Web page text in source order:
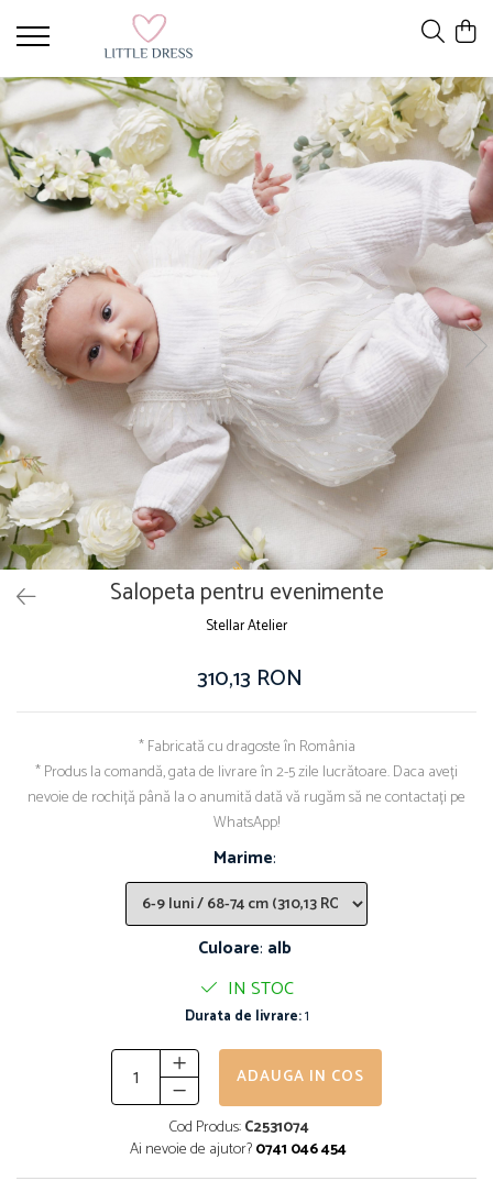
Salopeta pentru evenimente
Stellar Atelier
310,13 RON
* Fabricată cu dragoste în România
* Produs la comandă, gata de livrare în 2-5 zile lucrătoare. Daca aveți
nevoie de rochiță până la o anumită dată vă rugăm să ne contactați pe
WhatsApp!
Marime:
Culoare: alb
IN STOC
Durata de livrare:1
ADAUGA IN COS
Cod Produs:C2531074
Ai nevoie de ajutor?0741 046 454